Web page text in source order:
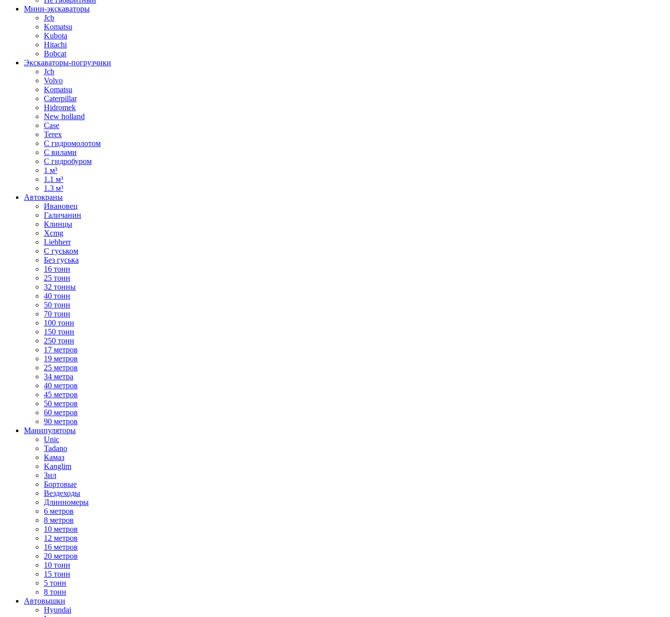
Мини-экскаваторы
Jcb
Komatsu
Kubota
Hitachi
Bobcat
Экскаваторы-погрузчики
Jcb
Volvo
Komatsu
Caterpillar
Hidromek
New holland
Case
Terex
С гидромолотом
С вилами
С гидробуром
1 м³
1.1 м³
1.3 м³
Автокраны
Ивановец
Галичанин
Клинцы
Xcmg
Liebherr
С гуськом
Без гуська
16 тонн
25 тонн
32 тонны
40 тонн
50 тонн
70 тонн
100 тонн
150 тонн
250 тонн
17 метров
19 метров
25 метров
34 метра
40 метров
45 метров
50 метров
60 метров
90 метров
Манипуляторы
Unic
Tadano
Камаз
Kanglim
Зил
Бортовые
Вездеходы
Длинномеры
6 метров
8 метров
10 метров
12 метров
16 метров
20 метров
10 тонн
15 тонн
5 тонн
8 тонн
Автовышки
Hyundai